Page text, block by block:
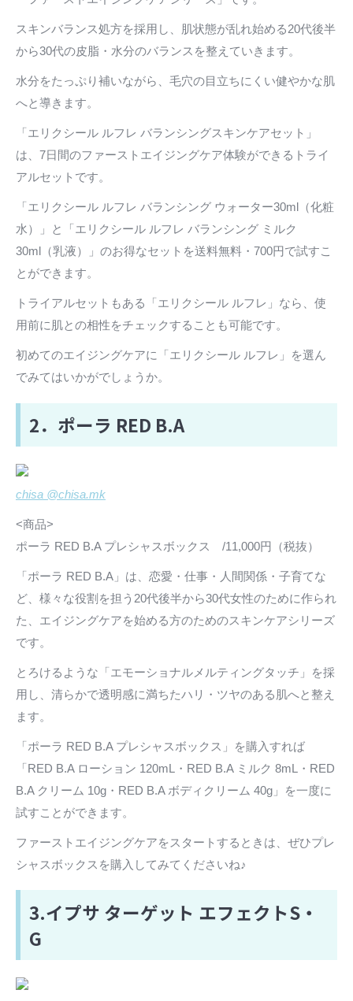
スキンバランス処方を採用し、肌状態が乱れ始める20代後半
から30代の皮脂・水分のバランスを整えていきます。
水分をたっぷり補いながら、毛穴の目立ちにくい健やかな肌
へと導きます。
「エリクシール ルフレ バランシングスキンケアセット」
は、7日間のファーストエイジングケア体験ができるトライ
アルセットです。
「エリクシール ルフレ バランシング ウォーター30ml（化粧
水）」と「エリクシール ルフレ バランシング ミルク
30ml（乳液）」のお得なセットを送料無料・700円で試すこ
とができます。
トライアルセットもある「エリクシール ルフレ」なら、使
用前に肌との相性をチェックすることも可能です。
初めてのエイジングケアに「エリクシール ルフレ」を選ん
でみてはいかがでしょうか。
2．ポーラ RED B.A
chisa @chisa.mk
<商品>
ポーラ RED B.A プレシャスボックス /11,000円（税抜）
「ポーラ RED B.A」は、恋愛・仕事・人間関係・子育てな
ど、様々な役割を担う20代後半から30代女性のために作られ
た、エイジングケアを始める方のためのスキンケアシリーズ
です。
とろけるような「エモーショナルメルティングタッチ」を採
用し、清らかで透明感に満ちたハリ・ツヤのある肌へと整え
ます。
「ポーラ RED B.A プレシャスボックス」を購入すれば
「RED B.A ローション 120mL・RED B.A ミルク 8mL・RED
B.A クリーム 10g・RED B.A ボディクリーム 40g」を一度に
試すことができます。
ファーストエイジングケアをスタートするときは、ぜひプレ
シャスボックスを購入してみてくださいね♪
3.イプサ ターゲット エフェクトS・
G